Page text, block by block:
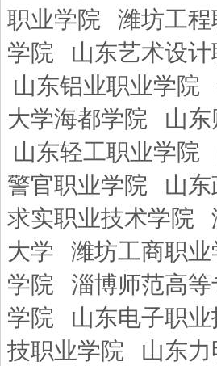
职业学院
潍坊工
学院
山东艺术设
山东铝业职业学院
大学海都学院
山
山东轻工职业学院
警官职业学院
山
求实职业技术学院
大学
潍坊工商职业
学院
淄博师范高
学院
山东电子职
技职业学院
山东